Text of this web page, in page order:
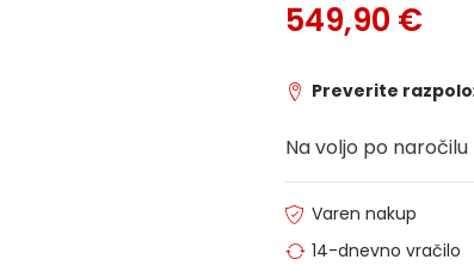
549,90 €
Preverite
Na voljo po naročilu
Varen nakup
14-dnevno vračilo